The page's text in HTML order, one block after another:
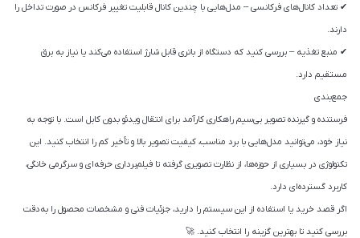
✔ تعداد کانال‌های فرکانسی – مدل‌هایی با چندین کانال قابلیت تغییر فرکانس در صورت تداخل را
دارند.
✔ منبع تغذیه – بررسی کنید که دستگاه از باتری قابل شارژ استفاده می‌کند یا نیاز به برق
مستقیم دارد.
جمع‌بندی
فرستنده و گیرنده تصویر بی‌سیم راهکاری کارآمد برای انتقال ویدئو بدون کابل است. با توجه به
نیاز خود، می‌توانید مدل‌هایی با برد مناسب، کیفیت تصویر بالا و تأخیر کم را انتخاب کنید. این
تکنولوژی در بسیاری از حوزه‌ها، از نظارت تصویری گرفته تا فیلم‌برداری حرفه‌ای و سرگرمی خانگی،
کاربرد گسترده‌ای دارد.
اگر قصد خرید یا استفاده از این سیستم را دارید، جزئیات فنی و مشخصات محصول را به‌دقت
بررسی کنید تا بهترین گزینه را انتخاب کنید. 🚀